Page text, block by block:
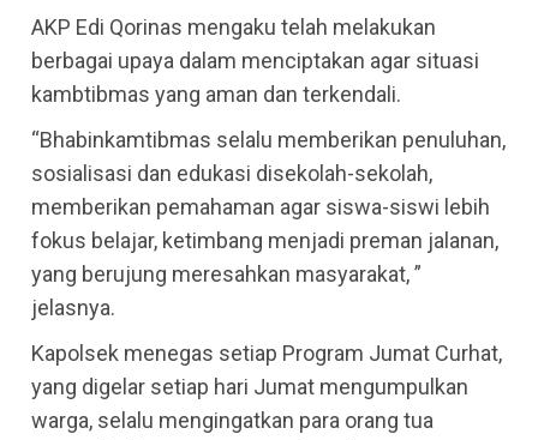
AKP Edi Qorinas mengaku telah melakukan
berbagai upaya dalam menciptakan agar situasi
kambtibmas yang aman dan terkendali.
“Bhabinkamtibmas selalu memberikan penuluhan,
sosialisasi dan edukasi disekolah-sekolah,
memberikan pemahaman agar siswa-siswi lebih
fokus belajar, ketimbang menjadi preman jalanan,
yang berujung meresahkan masyarakat, ”
jelasnya.
Kapolsek menegas setiap Program Jumat Curhat,
yang digelar setiap hari Jumat mengumpulkan
warga, selalu mengingatkan para orang tua